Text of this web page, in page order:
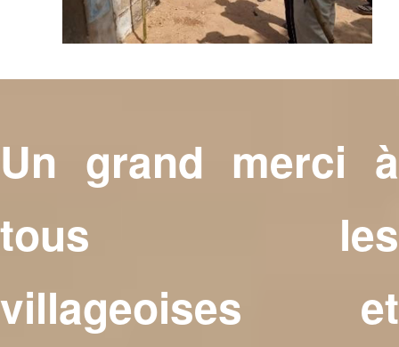
Un grand merci à
tous les
villageoises et